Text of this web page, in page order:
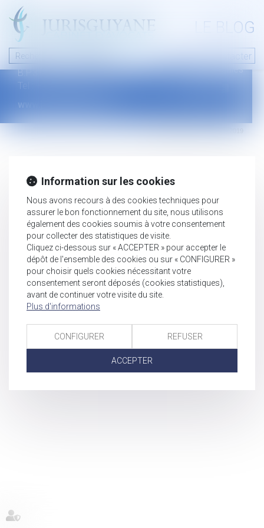
LE BLOG
Nous contacter
46 avenue de la liberté
B.P.315 - 97327 Cayenne Cedex
Tel : +594 594 29 45 35
www.jurisguyane.com
Mentions légales
Information sur les cookies
Nous avons recours à des cookies techniques pour
assurer le bon fonctionnement du site, nous utilisons
également des cookies soumis à votre consentement
pour collecter des statistiques de visite.
Cliquez ci-dessous sur « ACCEPTER » pour accepter le
dépôt de l'ensemble des cookies ou sur « CONFIGURER »
pour choisir quels cookies nécessitant votre
consentement seront déposés (cookies statistiques),
avant de continuer votre visite du site.
Plus d'informations
CONFIGURER REFUSER
ACCEPTER